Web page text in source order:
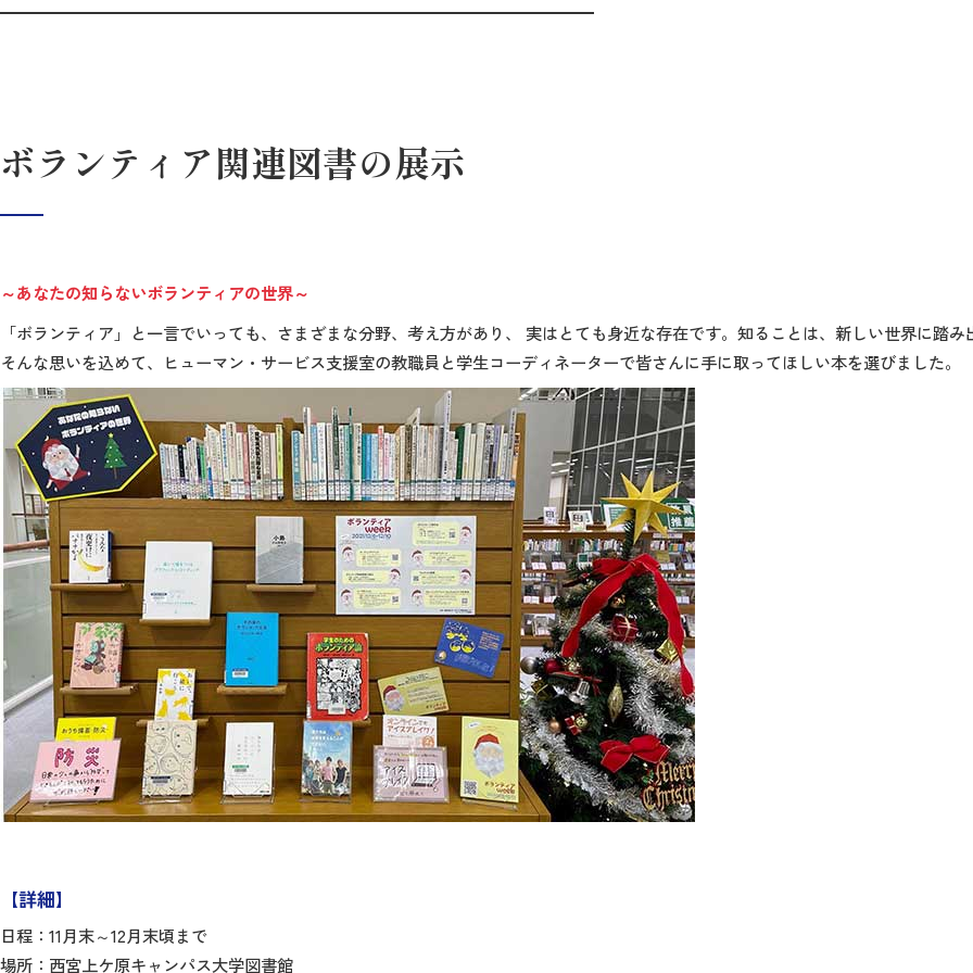
ボランティア関連図書の展示
～あなたの知らないボランティアの世界～
「ボランティア」と一言でいっても、さまざまな分野、考え方があり、 実はとても身近な存在です。知ることは、新しい世界に踏み
そんな思いを込めて、ヒューマン・サービス支援室の教職員と学生コーディネーターで皆さんに手に取ってほしい本を選びました。
【詳細】
日程：11月末～12月末頃まで
場所：西宮上ケ原キャンパス大学図書館